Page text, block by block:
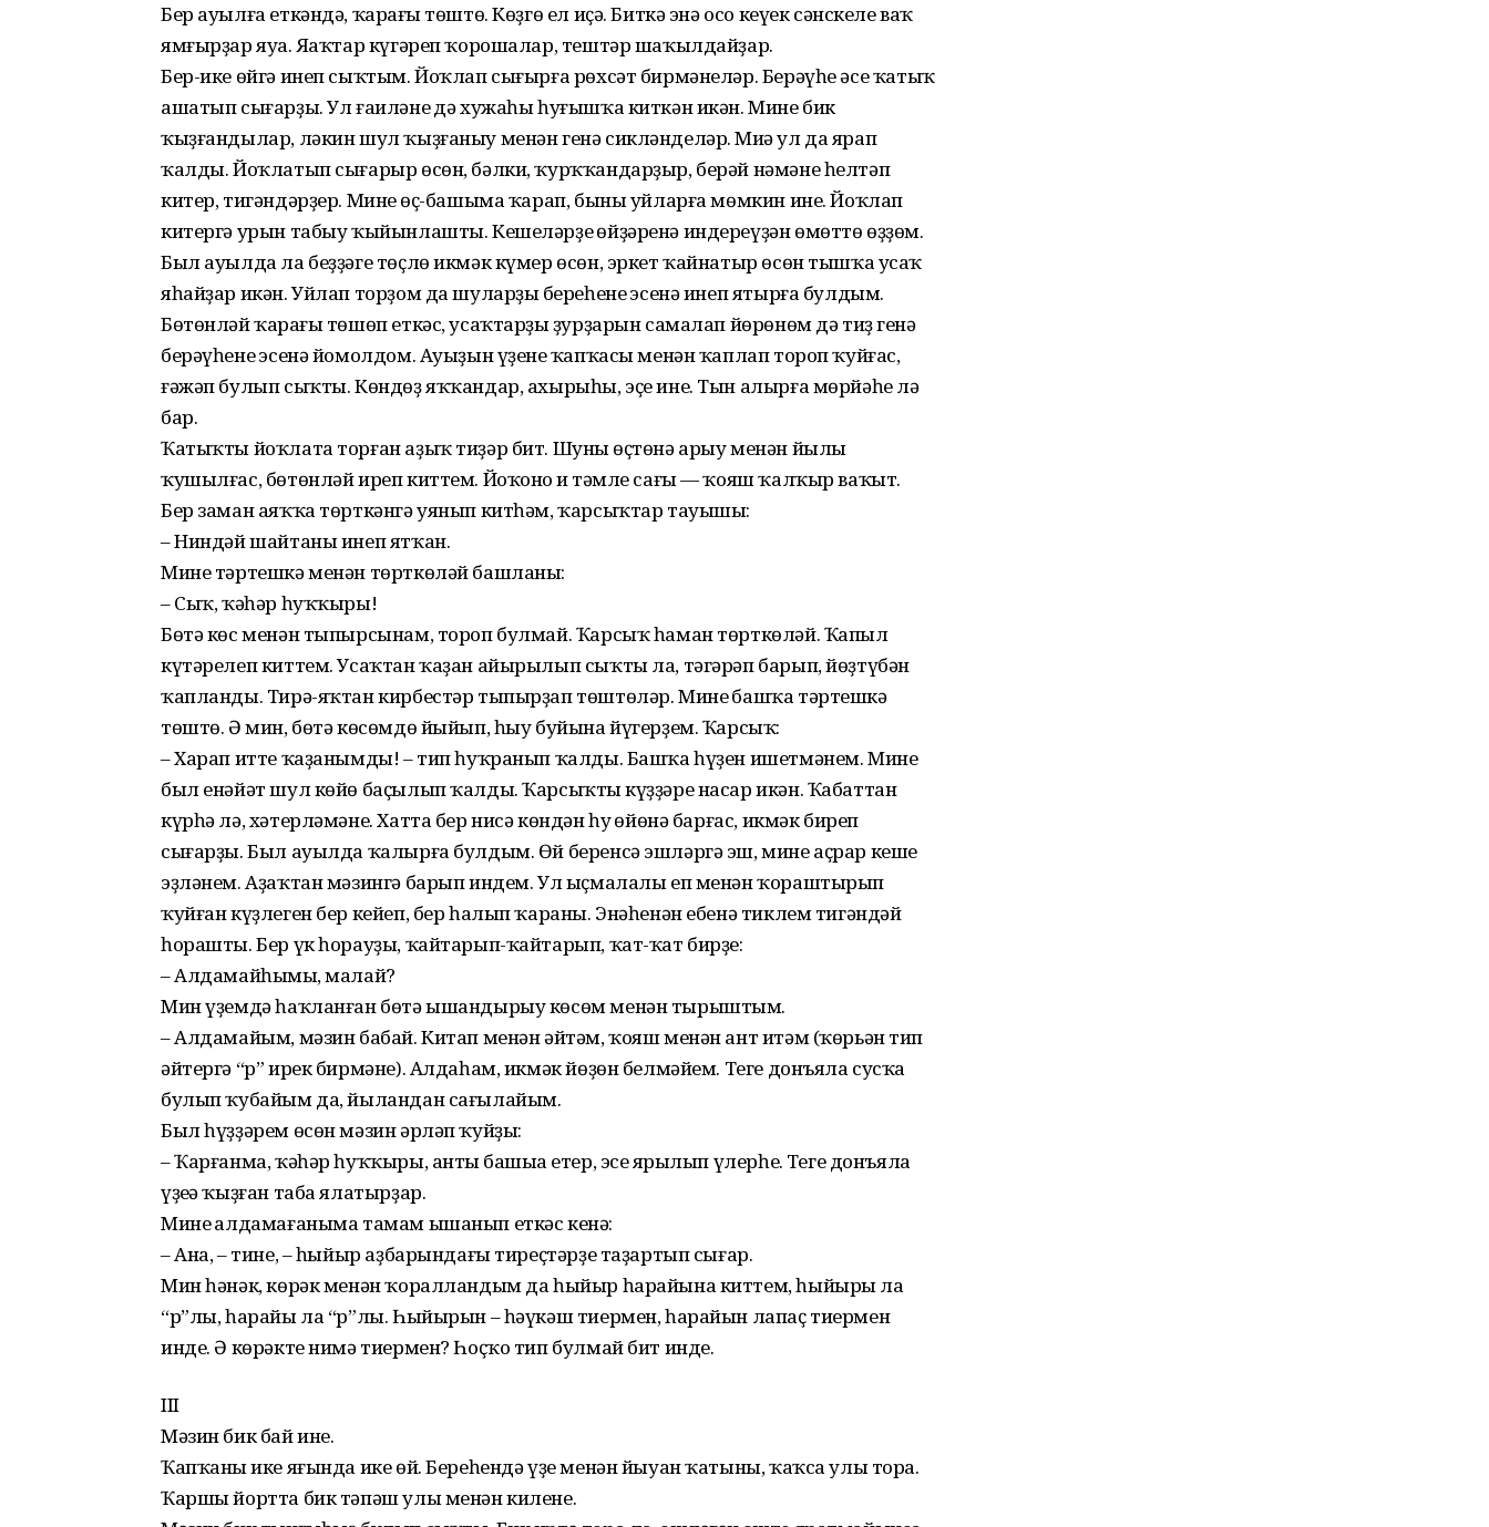
Бер ауылға еткәндә, ҡараңғы төштө. Көҙгө ел иҫә. Биткә энә осо кеүек сәнскеле ваҡ
ямғырҙар яуа. Яңаҡтар күгәреп ҡорошалар, тештәр шаҡылдайҙар.
Бер-ике өйгә инеп сыҡтым. Йоҡлап сығырға рөхсәт бирмәнеләр. Берәүһе әсе ҡатыҡ
ашатып сығарҙы. Ул ғаиләнең дә хужаһы һуғышҡа киткән икән. Мине бик
ҡыҙғандылар, ләкин шул ҡыҙғаныу менән генә сикләнделәр. Миңә ул да ярап
ҡалды. Йоҡлатып сығарыр өсөн, бәлки, ҡурҡҡандарҙыр, берәй нәмәне һелтәп
китер, тигәндәрҙер. Минең өҫ-башыма ҡарап, быны уйларға мөмкин ине. Йоҡлап
китергә урын табыу ҡыйынлашты. Кешеләрҙең өйҙәренә индереүҙән өмөттө өҙҙөм.
Был ауылда ла беҙҙәге төҫлө икмәк күмер өсөн, эркет ҡайнатыр өсөн тышҡа усаҡ
яһайҙар икән. Уйлап торҙом да шуларҙың береһенең эсенә инеп ятырға булдым.
Бөтөнләй ҡараңғы төшөп еткәс, усаҡтарҙың ҙурҙарын самалап йөрөнөм дә тиҙ генә
берәүһенең эсенә йомолдом. Ауыҙын үҙенең ҡапҡасы менән ҡаплап тороп ҡуйғас,
ғәжәп булып сыҡты. Көндөҙ яҡҡандар, ахырыһы, эҫе ине. Тын алырға мөрйәһе лә
бар.
Ҡатыҡты йоҡлата торған аҙыҡ тиҙәр бит. Шуның өҫтөнә арыу менән йылы
ҡушылғас, бөтөнләй иреп киттем. Йоҡоноң иң тәмле сағы — ҡояш ҡалҡыр ваҡыт.
Бер заман аяҡҡа төрткәнгә уянып китһәм, ҡарсыҡтар тауышы:
– Ниндәй шайтаны инеп ятҡан.
Мине тәртешкә менән төрткөләй башланы:
– Сыҡ, ҡәһәр һуҡҡыры!
Бөтә көс менән тыпырсынам, тороп булмай. Ҡарсыҡ һаман төрткөләй. Ҡапыл
күтәрелеп киттем. Усаҡтан ҡаҙан айырылып сыҡты ла, тәгәрәп барып, йөҙтүбән
ҡапланды. Тирә-яҡтан кирбестәр тыпырҙап төштөләр. Минең башҡа тәртешкә
төштө. Ә мин, бөтә көсөмдө йыйып, һыу буйына йүгерҙем. Ҡарсыҡ:
– Харап итте ҡаҙанымды! – тип һуҡранып ҡалды. Башҡа һүҙен ишетмәнем. Минең
был енәйәт шул көйө баҫылып ҡалды. Ҡарсыҡтың күҙҙәре насар икән. Ҡабаттан
күрһә лә, хәтерләмәне. Хатта бер нисә көндән һуң өйөнә барғас, икмәк биреп
сығарҙы. Был ауылда ҡалырға булдым. Өй беренсә эшләргә эш, мине аҫрар кеше
эҙләнем. Аҙаҡтан мәзингә барып индем. Ул ыҫмалалы еп менән ҡораштырып
ҡуйған күҙлеген бер кейеп, бер һалып ҡараны. Энәһенән ебенә тиклем тигәндәй
һорашты. Бер үк һорауҙы, ҡайтарып-ҡайтарып, ҡат-ҡат бирҙе:
– Алдамайһыңмы, малай?
Мин үҙемдә һаҡланған бөтә ышандырыу көсөм менән тырыштым.
– Алдамайым, мәзин бабай. Китап менән әйтәм, ҡояш менән ант итәм (ҡөрьән тип
әйтергә “р” ирек бирмәне). Алдаһам, икмәк йөҙөн белмәйем. Теге донъяла сусҡа
булып ҡубайым да, йыландан сағылайым.
Был һүҙҙәрем өсөн мәзин әрләп ҡуйҙы:
– Ҡарғанма, ҡәһәр һуҡҡыры, антың башыңа етер, эсең ярылып үлерһең. Теге донъяла
үҙеңә ҡыҙған таба ялатырҙар.
Минең алдамағаныма тамам ышанып еткәс кенә:
– Ана, – тине, – һыйыр аҙбарындағы тиреҫтәрҙе таҙартып сығар.
Мин һәнәк, көрәк менән ҡоралландым да һыйыр һарайына киттем, һыйыры ла
“р”лы, һарайы ла “р”лы. Һыйырын – һәүкәш тиермен, һарайын лапаҫ тиермен
инде. Ә көрәкте нимә тиермен? Һоҫҡо тип булмай бит инде.
III
Мәзин бик бай ине.
Ҡапҡаның ике яғында ике өй. Береһендә үҙе менән йыуан ҡатыны, ҡаҡса улы тора.
Ҡаршы йортта бик тәпәш улы менән килене.